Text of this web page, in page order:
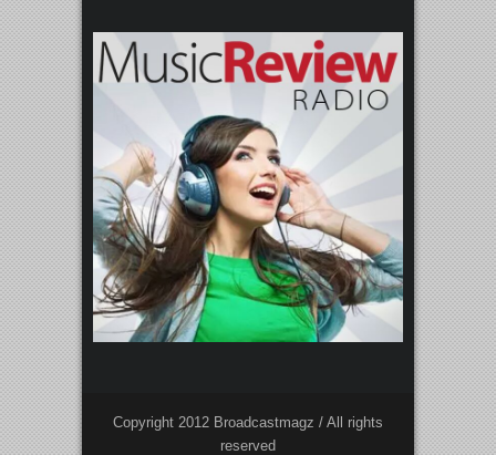
Copyright 2012 Broadcastmagz / All rights
reserved